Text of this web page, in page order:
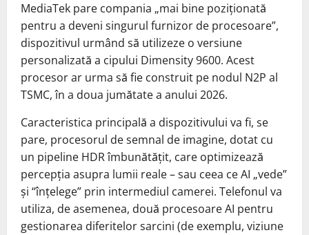
MediaTek pare compania „mai bine poziționată
pentru a deveni singurul furnizor de procesoare”,
dispozitivul urmând să utilizeze o versiune
personalizată a cipului Dimensity 9600. Acest
procesor ar urma să fie construit pe nodul N2P al
TSMC, în a doua jumătate a anului 2026.
Caracteristica principală a dispozitivului va fi, se
pare, procesorul de semnal de imagine, dotat cu
un pipeline HDR îmbunătățit, care optimizează
percepția asupra lumii reale – sau ceea ce AI „vede”
și “înțelege” prin intermediul camerei. Telefonul va
utiliza, de asemenea, două procesoare AI pentru
gestionarea diferitelor sarcini (de exemplu, viziune